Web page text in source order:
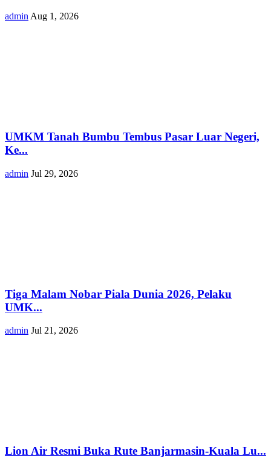
admin Aug 1, 2026
UMKM Tanah Bumbu Tembus Pasar Luar Negeri,
Ke...
admin Jul 29, 2026
Tiga Malam Nobar Piala Dunia 2026, Pelaku
UMK...
admin Jul 21, 2026
Lion Air Resmi Buka Rute Banjarmasin-Kuala Lu...